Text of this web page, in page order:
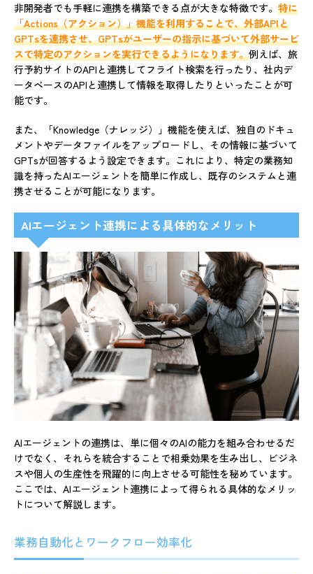
非開発者でも手軽に連携を構築できる点が大きな特徴です。 特に
「Actions（アクション）」機能を利用することで、外部APIと
GPTsを連携させ、GPTsがユーザーの指示に基づいて外部サービ
スで特定のアクションを実行できるようになります。例えば、旅
行予約サイトのAPIと連携してフライト検索を行ったり、社内デ
ータベースのAPIと連携して情報を取得したりといったことが可
能です。
また、「Knowledge（ナレッジ）」機能を使えば、独自のドキュ
メントやデータファイルをアップロードし、その情報に基づいて
GPTsが回答するよう設定できます。これにより、特定の業務知
識を持ったAIエージェントを簡単に作成し、既存のシステムと連
携させることが可能になります。
AIエージェント連携による具体的なメリット
AIエージェントの連携は、単に個々のAIの能力を組み合わせるだ
けでなく、それらを統合することで相乗効果を生み出し、ビジネ
スや個人の生産性を飛躍的に向上させる可能性を秘めています。
ここでは、AIエージェント連携によって得られる具体的なメリッ
トについて解説します。
業務自動化とワークフロー効率化